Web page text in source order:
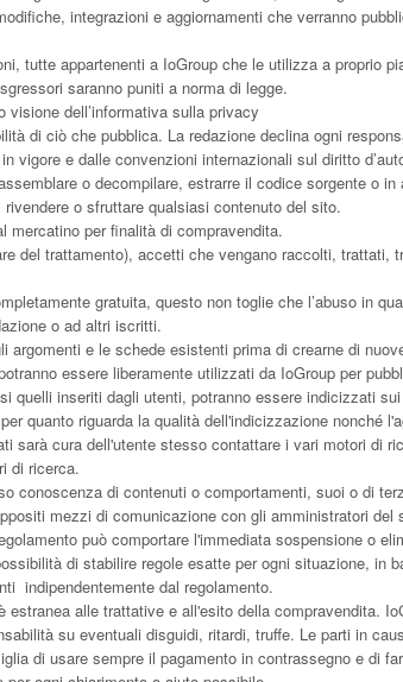
integrazioni e aggiornamenti che verranno
tutte appartenenti a IoGroup che le utilizza a proprio
saranno puniti a norma di legge.
dell’informativa sulla privacy
di ciò che pubblica. La redazione declina ogni
vigore e dalle convenzioni internazionali sul diritto
o decompilare, estrarre il codice sorgente o
o sfruttare qualsiasi contenuto del sito.
mercatino per finalità di compravendita.
del trattamento), accetti che vengano raccolti,
gratuita, questo non toglie che l’abuso in
o ad altri iscritti.
argomenti e le schede esistenti prima di crearne di
essere liberamente utilizzati da IoGroup per
quelli inseriti dagli utenti, potranno essere indicizzati
quanto riguarda la qualità dell'indicizzazione
sarà cura dell'utente stesso contattare i vari motori di
di ricerca.
conoscenza di contenuti o comportamenti, suoi o di
mezzi di comunicazione con gli amministratori del
può comportare l'immediata sospensione o
di stabilire regole esatte per ogni situazione,
indipendentemente dal regolamento.
estranea alle trattative e all'esito della compravendita.
su eventuali disguidi, ritardi, truffe. Le parti in
di usare sempre il pagamento in contrassegno e di